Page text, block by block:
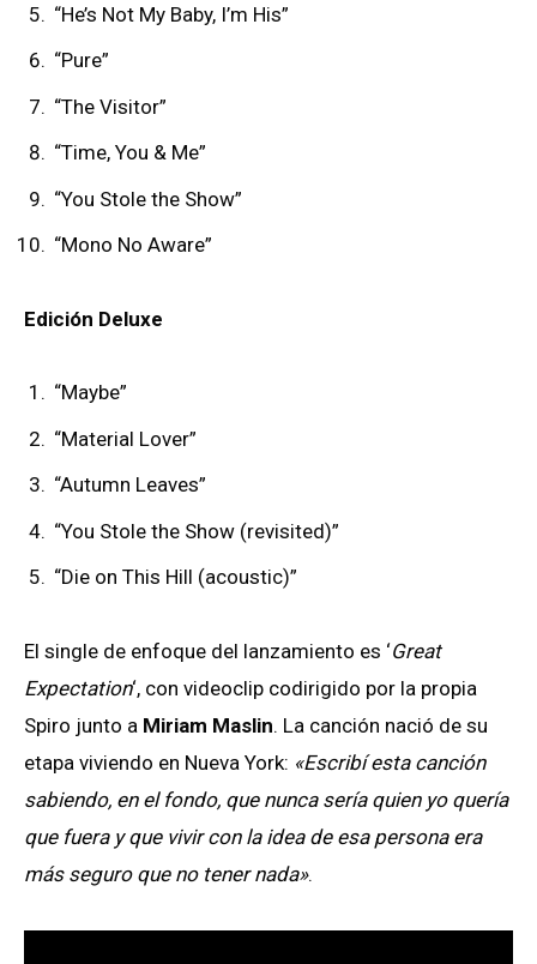
“He’s Not My Baby, I’m His”
“Pure”
“The Visitor”
“Time, You & Me”
“You Stole the Show”
“Mono No Aware”
Edición Deluxe
“Maybe”
“Material Lover”
“Autumn Leaves”
“You Stole the Show (revisited)”
“Die on This Hill (acoustic)”
El single de enfoque del lanzamiento es ‘Great
Expectation‘, con videoclip codirigido por la propia
Spiro junto a Miriam Maslin. La canción nació de su
etapa viviendo en Nueva York: «Escribí esta canción
sabiendo, en el fondo, que nunca sería quien yo quería
que fuera y que vivir con la idea de esa persona era
más seguro que no tener nada».